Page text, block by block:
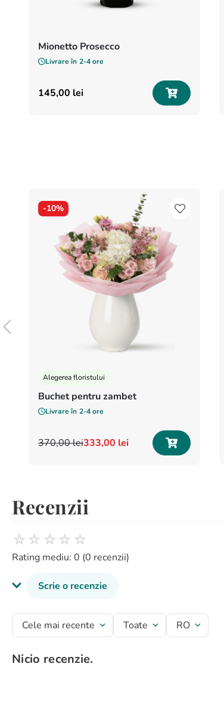
Mionetto Prosecco
Livrare în 2-4 ore
145,00 lei
-10%
Alegerea floristului
Buchet pentru zambet
Livrare în 2-4 ore
370,00lei333,00 lei
Recenzii
☆☆ ☆☆ ☆
Rating mediu: 0 (0 recenzii)
Scrie o recenzie
Titlu recenzie
Evaluează produsul cu un rating între 1 și 5 stele
Cele mai recente Toate RO
Nicio recenzie.